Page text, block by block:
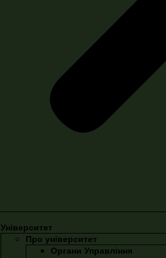
Університет
Про університет
Органи Управління